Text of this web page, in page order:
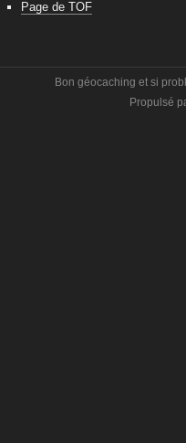
Page de TOF
Bon géocaching et si
Propulsé